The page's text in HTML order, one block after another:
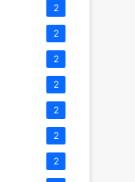
2
2
2
2
2
2
2